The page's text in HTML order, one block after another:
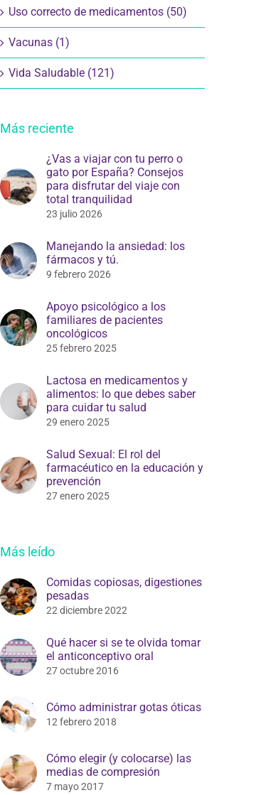
Uso correcto de medicamentos (50)
Vacunas (1)
Vida Saludable (121)
Más reciente
¿Vas a viajar con tu perro o
gato por España? Consejos
para disfrutar del viaje con
total tranquilidad
23 julio 2026
Manejando la ansiedad: los
fármacos y tú.
9 febrero 2026
Apoyo psicológico a los
familiares de pacientes
oncológicos
25 febrero 2025
Lactosa en medicamentos y
alimentos: lo que debes saber
para cuidar tu salud
29 enero 2025
Salud Sexual: El rol del
farmacéutico en la educación y
prevención
27 enero 2025
Más leído
Comidas copiosas, digestiones
pesadas
22 diciembre 2022
Qué hacer si se te olvida tomar
el anticonceptivo oral
27 octubre 2016
Cómo administrar gotas óticas
12 febrero 2018
Cómo elegir (y colocarse) las
medias de compresión
7 mayo 2017